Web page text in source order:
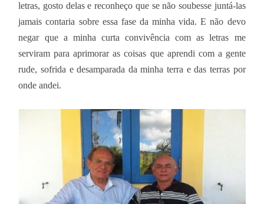
letras, gosto delas e reconheço que se não soubesse juntá-las
jamais contaria sobre essa fase da minha vida. E não devo
negar que a minha curta convivência com as letras me
serviram para aprimorar as coisas que aprendi com a gente
rude, sofrida e desamparada da minha terra e das terras por
onde andei.